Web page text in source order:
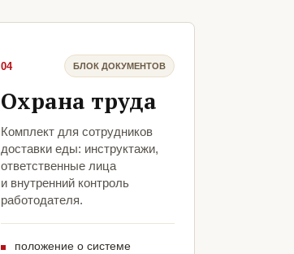
04 БЛОК ДОКУМЕНТОВ
Охрана труда
Комплект для сотрудников
доставки еды: инструктажи,
ответственные лица
и внутренний контроль
работодателя.
положение о системе